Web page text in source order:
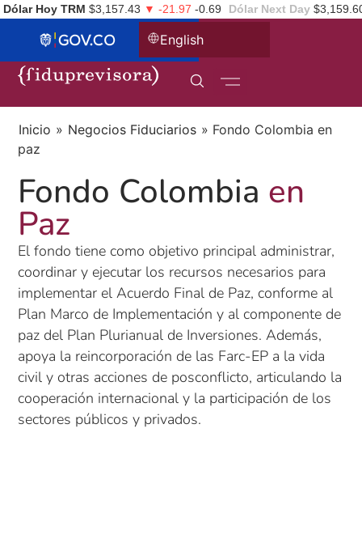
Dólar Hoy TRM $3,157.43 ▼ -21.97 -0.69 Dólar Next Day
English
Inicio » Negocios Fiduciarios » Fondo Colombia en
paz
Fondo Colombia en
Paz
El fondo tiene como objetivo principal administrar,
coordinar y ejecutar los recursos necesarios para
implementar el Acuerdo Final de Paz, conforme al
Plan Marco de Implementación y al componente de
paz del Plan Plurianual de Inversiones. Además,
apoya la reincorporación de las Farc-EP a la vida
civil y otras acciones de posconflicto, articulando la
cooperación internacional y la participación de los
sectores públicos y privados.